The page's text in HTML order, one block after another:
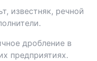
известняк, речной
дробление в
предприятиях.